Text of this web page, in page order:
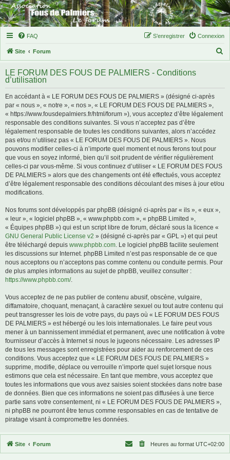
FAQ Connexion
S’enregistrer
Site Forum
h
LE FORUM DES FOUS DE PALMIERS - Conditions
d’utilisation
En accédant à « LE FORUM DES FOUS DE PALMIERS » (désigné ci-après
par « nous », « notre », « nos », « LE FORUM DES FOUS DE PALMIERS »,
« https://www.fousdepalmiers.fr/html/forum »), vous acceptez d’être légalement
responsable des conditions suivantes. Si vous n’acceptez pas d’être
légalement responsable de toutes les conditions suivantes, alors n’accédez
pas et/ou n’utilisez pas « LE FORUM DES FOUS DE PALMIERS ». Nous
pouvons modifier celles-ci à n’importe quel moment et nous ferons tout pour
que vous en soyez informé, bien qu’il soit prudent de vérifier régulièrement
celles-ci par vous-même. Si vous continuez d’utiliser « LE FORUM DES FOUS
DE PALMIERS » alors que des changements ont été effectués, vous acceptez
d’être légalement responsable des conditions découlant des mises à jour et/ou
modifications.
Nos forums sont développés par phpBB (désigné ci-après par « ils », « eux »,
« leur », « logiciel phpBB », « www.phpbb.com », « phpBB Limited »,
« Équipes phpBB ») qui est un script libre de forum, déclaré sous la licence «
GNU General Public License v2 » (désigné ci-après par « GPL ») et qui peut
être téléchargé depuis www.phpbb.com. Le logiciel phpBB facilite seulement
les discussions sur Internet. phpBB Limited n’est pas responsable de ce que
nous acceptons ou n’acceptons pas comme contenu ou conduite permis. Pour
de plus amples informations au sujet de phpBB, veuillez consulter :
https://www.phpbb.com/.
Vous acceptez de ne pas publier de contenu abusif, obscène, vulgaire,
diffamatoire, choquant, menaçant, à caractère sexuel ou tout autre contenu qui
peut transgresser les lois de votre pays, du pays où « LE FORUM DES FOUS
DE PALMIERS » est hébergé ou les lois internationales. Le faire peut vous
mener à un bannissement immédiat et permanent, avec une notification à votre
fournisseur d’accès à Internet si nous le jugeons nécessaire. Les adresses IP
de tous les messages sont enregistrées pour aider au renforcement de ces
conditions. Vous acceptez que « LE FORUM DES FOUS DE PALMIERS »
supprime, modifie, déplace ou verrouille n’importe quel sujet lorsque nous
estimons que cela est nécessaire. En tant que membre, vous acceptez que
toutes les informations que vous avez saisies soient stockées dans notre base
de données. Bien que ces informations ne soient pas diffusées à une tierce
partie sans votre consentement, ni « LE FORUM DES FOUS DE PALMIERS »,
ni phpBB ne pourront être tenus comme responsables en cas de tentative de
piratage visant à compromettre les données.
Site Forum Heures au format UTC+02:00